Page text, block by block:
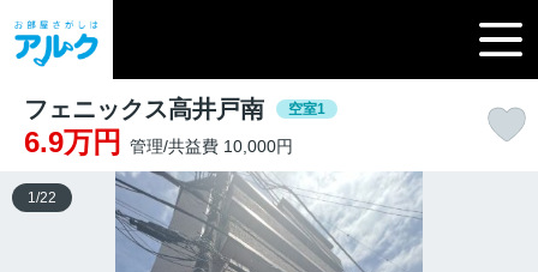
フェニックス高井戸南 空室1
6.9万円 管理/共益費 10,000円
1 /22